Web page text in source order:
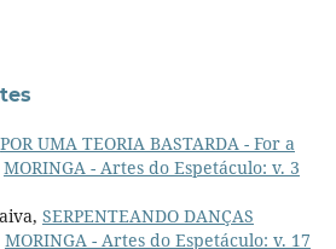
POR UMA TEORIA BASTARDA - For a
MORINGA - Artes do Espetáculo: v. 3
SERPENTEANDO DANÇAS
MORINGA - Artes do Espetáculo: v. 17